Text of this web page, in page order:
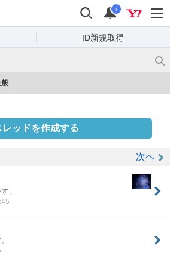
Yahoo!ファイナンス
検索 通知
i
ID新規取得
レッドを作成する
次へ
。